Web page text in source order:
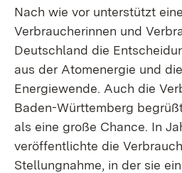
Nach wie vor unterstützt
Verbraucherinnen und
Deutschland die
aus der Atomenergie und
Energiewende. Auch die
Baden-Württemberg
als eine große Chance. In
veröffentlichte die
Stellungnahme, in der sie